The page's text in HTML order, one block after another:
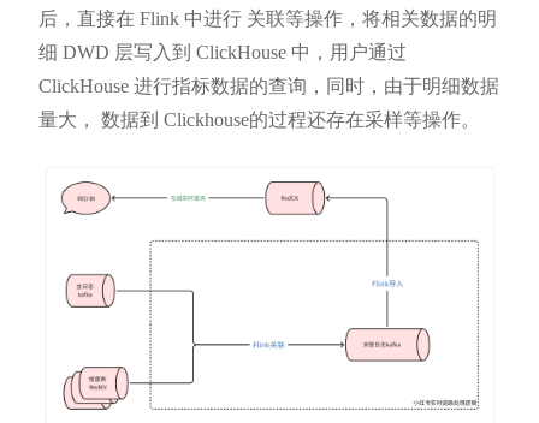
后，直接在 Flink 中进行 关联等操作，将相关数据的明
细 DWD 层写入到 ClickHouse 中，用户通过
ClickHouse 进行指标数据的查询，同时，由于明细数据
量大， 数据到 Clickhouse的过程还存在采样等操作。